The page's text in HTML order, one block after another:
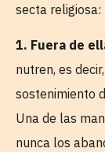
secta religiosa:
1. Fuera de
nutren, es
sostenimiento
Una de las
nunca los